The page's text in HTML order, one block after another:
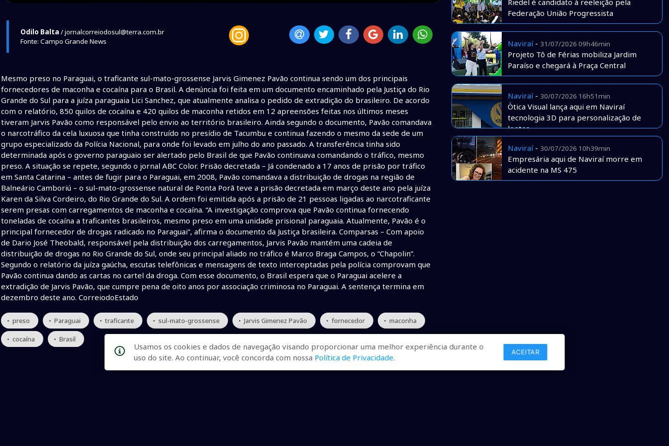
Odilo Balta / jornalcorreiodosul@terra.com.br
Fonte: Campo Grande News
Mesmo preso no Paraguai, o traficante sul-mato-grossense Jarvis Gimenez Pavão continua sendo um dos principais
fornecedores de maconha e cocaína para o Brasil. A denúncia foi feita em um documento encaminhado pela Justiça do Rio
Grande do Sul para a juíza paraguaia Lici Sanchez, que atualmente analisa o pedido de extradição do brasileiro. De acordo
com o relatório, 850 quilos de cocaína e 420 quilos de maconha retidos em 12 apreensões feitas nos últimos meses
tiveram Jarvis Pavão como responsável pelo envio ao território brasileiro. Ainda segundo o documento, Pavão comandava
o narcotráfico da cela luxuosa que tinha construído no presídio de Tacumbu e continua fazendo o mesmo da sede de um
grupo especializado da Polícia Nacional, para onde foi levado em julho do ano passado. A transferência tinha sido
determinada após o governo paraguaio ser alertado pelo Brasil de que Pavão continuava comandando o tráfico, mesmo
preso. A situação se repete, segundo o jornal ABC Color. Prisão decretada – Já condenado a 17 anos de prisão por tráfico
em Santa Catarina – antes de fugir para o Paraguai, em 2008, Pavão comandava a distribuição de drogas na região de
Balneário Camboriú – o sul-mato-grossense natural de Ponta Porã teve a prisão decretada em março deste ano pela juíza
Karen da Silva Cordeiro, do Rio Grande do Sul. A ordem foi emitida após a prisão de 21 pessoas ligadas ao narcotraficante
serem presas com carregamentos de maconha e cocaína. “A investigação comprova que Pavão continua fornecendo
toneladas de cocaína a traficantes brasileiros, mesmo preso em uma unidade prisional paraguaia. Atualmente, Pavão é o
principal fornecedor de drogas radicado no Paraguai”, afirma o documento da Justiça brasileira. Comparsas – Com apoio
de Dario José Theobald, responsável pela distribuição dos carregamentos, Jarvis Pavão mantém uma cadeia de
distribuição de drogas no Rio Grande do Sul, onde seu principal aliado no tráfico é Marco Braga Campos, o “Chapolin”.
Segundo o relatório da juíza gaúcha, escutas telefônicas e mensagens de texto interceptadas pela polícia comprovam que
Pavão continua dando as cartas no cartel da droga. Com esse documento, o Brasil espera que o Paraguai acelere a
extradição de Jarvis Pavão, que cumpre pena de oito anos por associação criminosa no Paraguai. A sentença termina em
dezembro deste ano. CorreiodoEstado
• preso • Paraguai • traficante • sul-mato-grossense • Jarvis Gimenez Pavão • fornecedor • maconha
• cocaína • Brasil
Riedel é candidato à reeleição pela
Federação União Progressista
Naviraí- 31/07/2026 09h46min
Projeto Tô de Férias mobiliza Jardim
Paraíso e chegará à Praça Central
Naviraí- 30/07/2026 16h51min
Òtica Visual lança aqui em Naviraí
tecnologia 3D para personalização de
lentes
Naviraí- 30/07/2026 10h39min
Empresária aqui de Naviraí morre em
acidente na MS 475
Usamos os cookies e dados de navegação visando proporcionar uma melhor experiência durante o
uso do site. Ao continuar, você concorda com nossa Política de Privacidade.
ACEITAR